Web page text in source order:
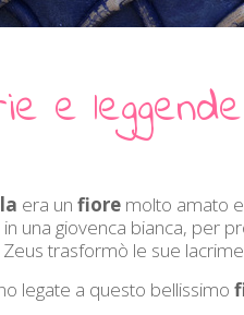
e leggende
era un fioremolto amato e
una giovenca bianca, per
trasformò le sue
legate a questo bellissimo